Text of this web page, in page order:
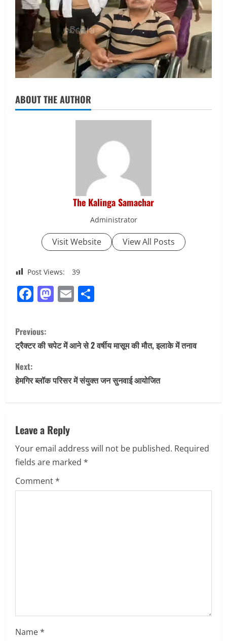
ABOUT THE AUTHOR
The Kalinga Samachar
Administrator
Visit Website View All Posts
Post Views: 39
Facebook
Mastodon
Email
C
o
n
t
n
u
e
R
g
Previous:
ट्रैक्टर की चपेट में आने से 2 वर्षीय मासूम की मौत, इलाके में तनाव
Next:
हेमगिर ब्लॉक परिसर में संयुक्त जन सुनवाई आयोजित
Leave a Reply
Your email address will not be published. Required
fields are marked *
Comment*
Name*